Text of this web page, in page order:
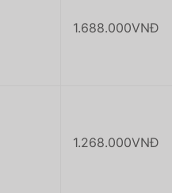
1.688.000VNĐ
1.268.000VNĐ